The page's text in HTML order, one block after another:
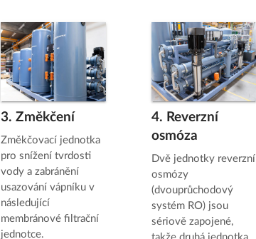
3. Změkčení
Změkčovací jednotka
pro snížení tvrdosti
vody a zabránění
usazování vápníku v
následující
membránové filtrační
jednotce.
4. Reverzní
osmóza
Dvě jednotky reverzní
osmózy
(dvouprůchodový
systém RO) jsou
sériově zapojené,